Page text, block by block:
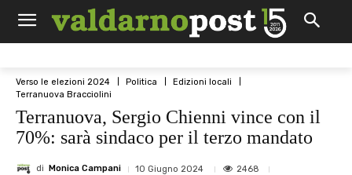
Verso le elezioni 2024 Politica
Edizioni locali
Terranuova Bracciolini
Terranuova, Sergio Chienni vince con il
70%: sarà sindaco per il terzo mandato
di Monica Campani 10 Giugno 2024 2468